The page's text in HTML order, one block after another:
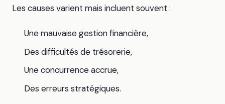
Les causes varient mais incluent souvent :
Une mauvaise gestion financière,
Des difficultés de trésorerie,
Une concurrence accrue,
Des erreurs stratégiques.